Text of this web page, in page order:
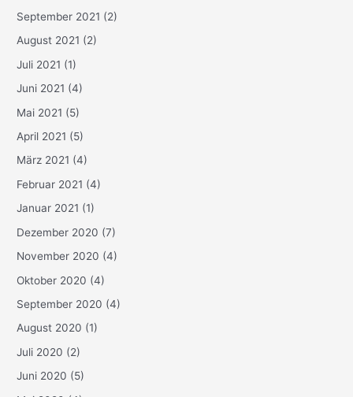
September 2021 (2)
August 2021 (2)
Juli 2021 (1)
Juni 2021 (4)
Mai 2021 (5)
April 2021 (5)
März 2021 (4)
Februar 2021 (4)
Januar 2021 (1)
Dezember 2020 (7)
November 2020 (4)
Oktober 2020 (4)
September 2020 (4)
August 2020 (1)
Juli 2020 (2)
Juni 2020 (5)